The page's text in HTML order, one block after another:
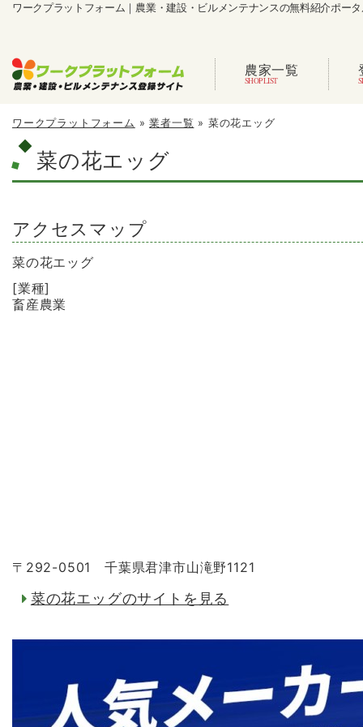
ワークプラットフォーム｜農業・建設・ビルメンテナンスの無料紹介ポー
農家一覧
ワークプラットフォーム »業者一覧 » 菜の花エッグ
菜の花エッグ
アクセスマップ
菜の花エッグ
[業種]
畜産農業
〒292-0501 千葉県君津市山滝野1121
菜の花エッグのサイトを見る